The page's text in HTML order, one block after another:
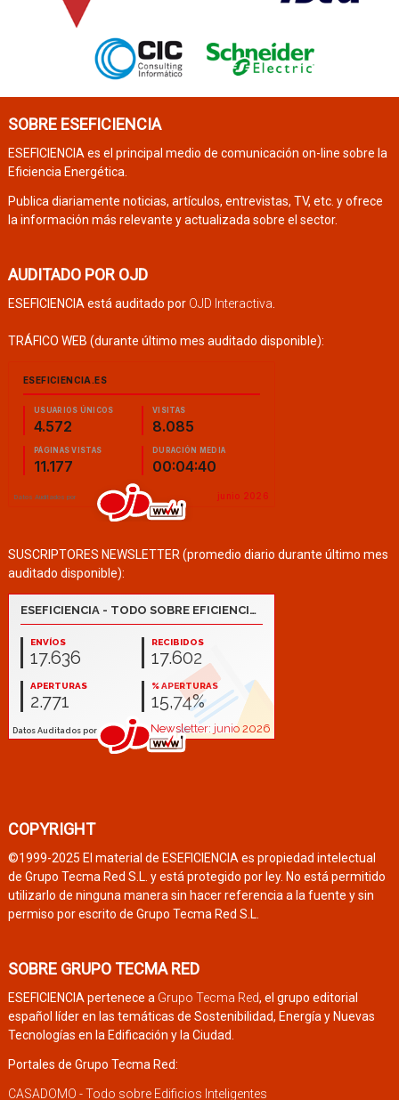
SOBRE ESEFICIENCIA
ESEFICIENCIA es el principal medio de comunicación on-line sobre la
Eficiencia Energética.
Publica diariamente noticias, artículos, entrevistas, TV, etc. y ofrece
la información más relevante y actualizada sobre el sector.
AUDITADO POR OJD
ESEFICIENCIA está auditado por OJD Interactiva
TRÁFICO WEB (durante último mes auditado disponible):
SUSCRIPTORES NEWSLETTER (promedio diario durante último mes
auditado disponible):
COPYRIGHT
©1999-2025 El material de ESEFICIENCIA es propiedad intelectual
de Grupo Tecma Red S.L. y está protegido por ley. No está permitido
utilizarlo de ninguna manera sin hacer referencia a la fuente y sin
permiso por escrito de Grupo Tecma Red S.L.
SOBRE GRUPO TECMA RED
ESEFICIENCIA pertenece a Grupo Tecma Red, el grupo editorial
español líder en las temáticas de Sostenibilidad, Energía y Nuevas
Tecnologías en la Edificación y la Ciudad.
Portales de Grupo Tecma Red:
CASADOMO - Todo sobre Edificios Inteligentes